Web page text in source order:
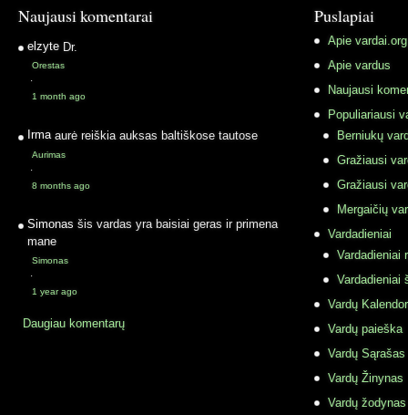
Naujausi komentarai
elzyte Dr.
Orestas
·
1 month ago
Irma aurė reiškia auksas baltiškose tautose
Aurimas
·
8 months ago
Simonas šis vardas yra baisiai geras ir primena
mane
Simonas
·
1 year ago
Daugiau komentarų
Puslapiai
Apie vardai.org
Apie vardus
Naujausi
Populiariausi
Berniukų
Gražiausi
Gražiausi
Mergaičių
Vardadieniai
Vardadieniai
Vardadieniai
Vardų
Vardų paieška
Vardų Sąrašas
Vardų Žinynas
Vardų